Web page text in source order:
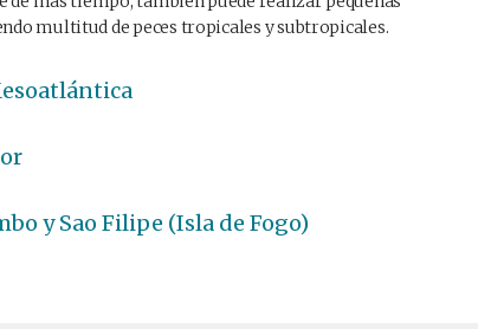
multitud de peces tropicales y subtropicales.
y Sao Filipe (Isla de Fogo)